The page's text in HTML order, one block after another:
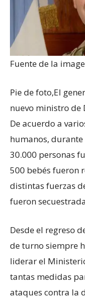
Fuente de la
Pie de foto,El
nuevo ministro de
De acuerdo a
humanos,
30.000 personas
500 bebés fueron
distintas fuerzas
fueron
Desde el regreso
de turno siempre
liderar el
tantas medidas
ataques contra la